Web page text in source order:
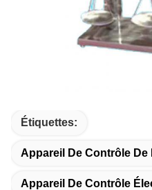
Étiquettes:
Appareil De Contrôle De
Appareil De Contrôle